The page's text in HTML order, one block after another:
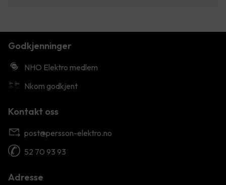
Godkjenninger
NHO Elektro medlem
Nkom godkjent
Kontakt oss
post@persson-elektro.no
52 70 93 93
Adresse